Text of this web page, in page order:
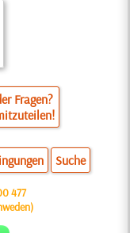
Fragen?
Suche
477